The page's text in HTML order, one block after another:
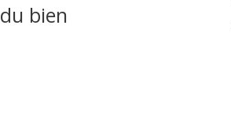
du bien